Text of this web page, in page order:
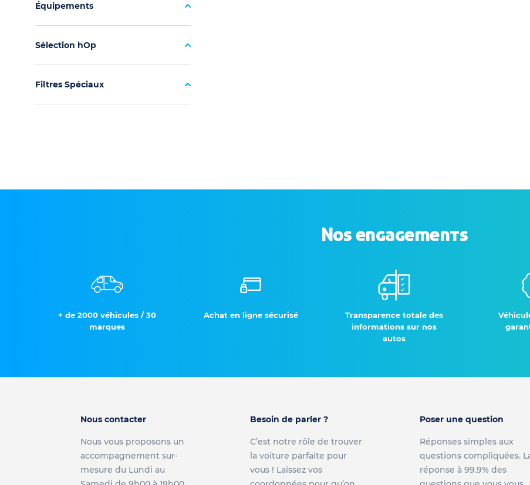
Équipements
Sélection hOp
Filtres Spéciaux
Nos engagements
+ de 2000 véhicules / 30
marques
Achat en ligne sécurisé
Transparence totale des
informations sur nos
autos
Nous contacter
Nous vous proposons un
accompagnement sur-
mesure du Lundi au
Besoin de parler ?
C’est notre rôle de trouver
la voiture parfaite pour
vous ! Laissez vos
Poser une question
Réponses simples aux
questions compliquées.
réponse à 99.9% des